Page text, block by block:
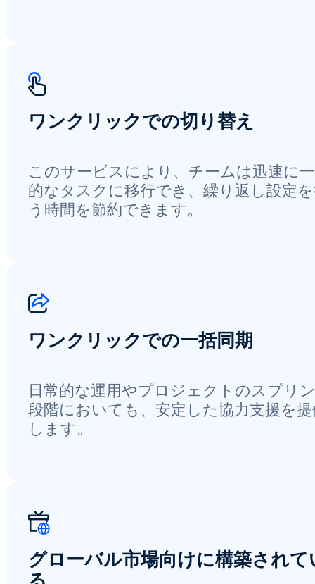
ワンクリックでの切り替え
このサービスにより、チームは迅速に
的なタスクに移行でき、繰り返し設定
う時間を節約できます。
ワンクリックでの一括同期
日常的な運用やプロジェクトのスプリ
段階においても、安定した協力支援を
します。
グローバル市場向けに構築されて